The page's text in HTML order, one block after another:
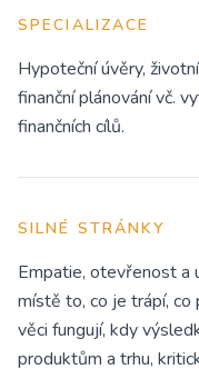
SPECIALIZACE
Hypoteční úvěry,
finanční plánování vč.
finančních cílů.
SILNÉ STRÁNKY
Empatie, otevřenost a
místě to, co je trápí,
věci fungují, kdy
produktům a trhu,